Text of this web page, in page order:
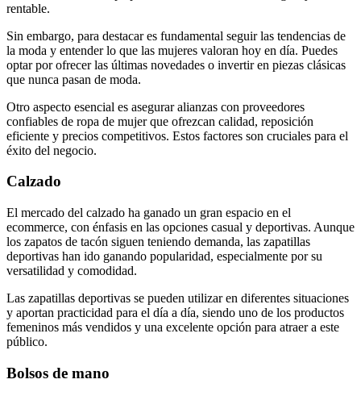
rentable.
Sin embargo, para destacar es fundamental seguir las tendencias de
la moda y entender lo que las mujeres valoran hoy en día. Puedes
optar por ofrecer las últimas novedades o invertir en piezas clásicas
que nunca pasan de moda.
Otro aspecto esencial es asegurar alianzas con proveedores
confiables de ropa de mujer que ofrezcan calidad, reposición
eficiente y precios competitivos. Estos factores son cruciales para el
éxito del negocio.
Calzado
El mercado del calzado ha ganado un gran espacio en el
ecommerce, con énfasis en las opciones casual y deportivas. Aunque
los zapatos de tacón siguen teniendo demanda, las zapatillas
deportivas han ido ganando popularidad, especialmente por su
versatilidad y comodidad.
Las zapatillas deportivas se pueden utilizar en diferentes situaciones
y aportan practicidad para el día a día, siendo uno de los productos
femeninos más vendidos y una excelente opción para atraer a este
público.
Bolsos de mano